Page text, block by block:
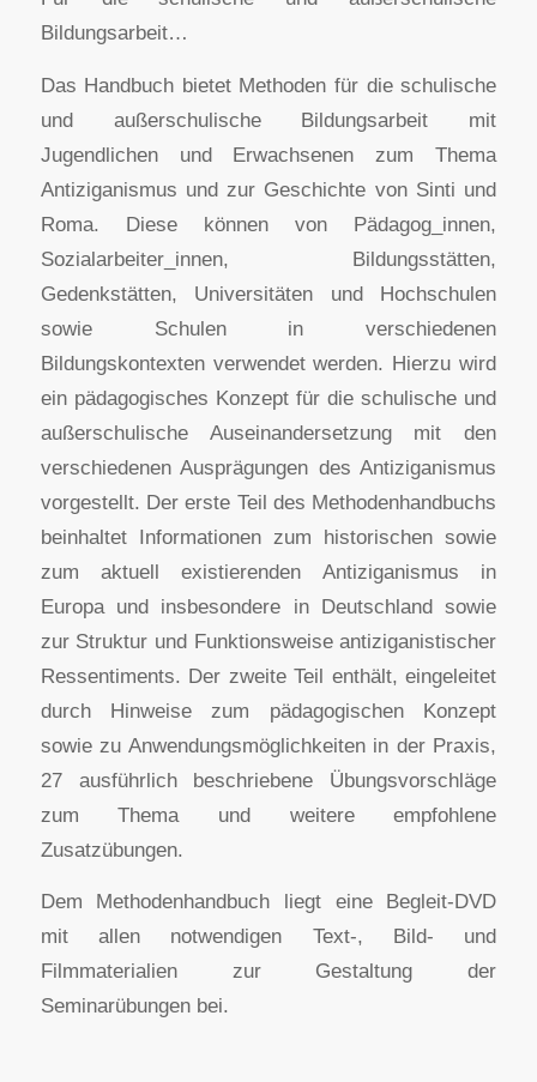
Bildungsarbeit…
Das Handbuch bietet Methoden für die schulische
und außerschulische Bildungsarbeit mit
Jugendlichen und Erwachsenen zum Thema
Antiziganismus und zur Geschichte von Sinti und
Roma. Diese können von Pädagog_innen,
Sozialarbeiter_innen, Bildungsstätten,
Gedenkstätten, Universitäten und Hochschulen
sowie Schulen in verschiedenen
Bildungskontexten verwendet werden. Hierzu wird
ein pädagogisches Konzept für die schulische und
außerschulische Auseinandersetzung mit den
verschiedenen Ausprägungen des Antiziganismus
vorgestellt. Der erste Teil des Methodenhandbuchs
beinhaltet Informationen zum historischen sowie
zum aktuell existierenden Antiziganismus in
Europa und insbesondere in Deutschland sowie
zur Struktur und Funktionsweise antiziganistischer
Ressentiments. Der zweite Teil enthält, eingeleitet
durch Hinweise zum pädagogischen Konzept
sowie zu Anwendungsmöglichkeiten in der Praxis,
27 ausführlich beschriebene Übungsvorschläge
zum Thema und weitere empfohlene
Zusatzübungen.
Dem Methodenhandbuch liegt eine Begleit-DVD
mit allen notwendigen Text-, Bild- und
Filmmaterialien zur Gestaltung der
Seminarübungen bei.